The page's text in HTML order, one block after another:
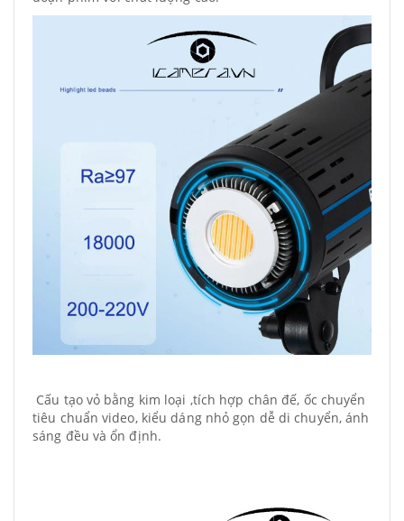
Cấu tạo vỏ bằng kim loại ,tích hợp chân đế, ốc chuyển
tiêu chuẩn video, kiểu dáng nhỏ gọn dễ di chuyển, ánh
sáng đều và ổn định.